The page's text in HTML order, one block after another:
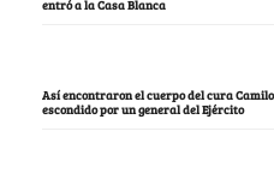
entró a la Casa Blanca
Así encontraron el cuerpo del cura
escondido por un general del Ejército